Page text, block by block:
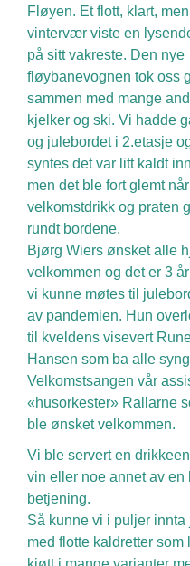
Fløyen. Et flott, klart,
vintervær viste en
på sitt vakreste. Den nye
fløybanevognen tok oss
sammen med mange
kjelker og ski. Vi hadde
og julebordet i 2.etasje
syntes det var litt kaldt
men det ble fort glemt
velkomstdrikk og praten
rundt bordene.
Bjørg Wiers ønsket alle
velkommen og det er 3
vi kunne møtes til
av pandemien. Hun
til kveldens visevert
Hansen som ba alle
Velkomstsangen vår
«husorkester» Rallarne
ble ønsket velkommen.
Vi ble servert en
vin eller noe annet av en
betjening.
Så kunne vi i puljer innta
med flotte kaldretter som